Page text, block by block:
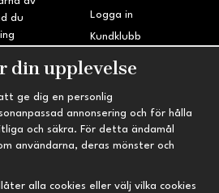
du
Logga in
Kundklubb
Retur & Reklamation
HANDEL
vid köp över 695 kr
till kanonpris
din upplevelse
ge dig en personlig
annonsering och för hålla
och säkra. För detta ändamål
användarna, deras mönster och
alla cookies eller välj vilka cookies